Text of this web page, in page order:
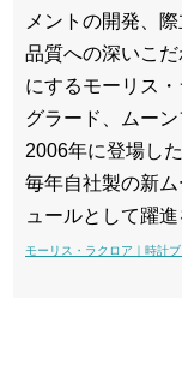
メントの開発、
品質への深いこ
にするモーリス
グラード、ムー
2006年に登場し
毎年自社製の新
ュールとして躍
モーリス・ラクロア｜時計